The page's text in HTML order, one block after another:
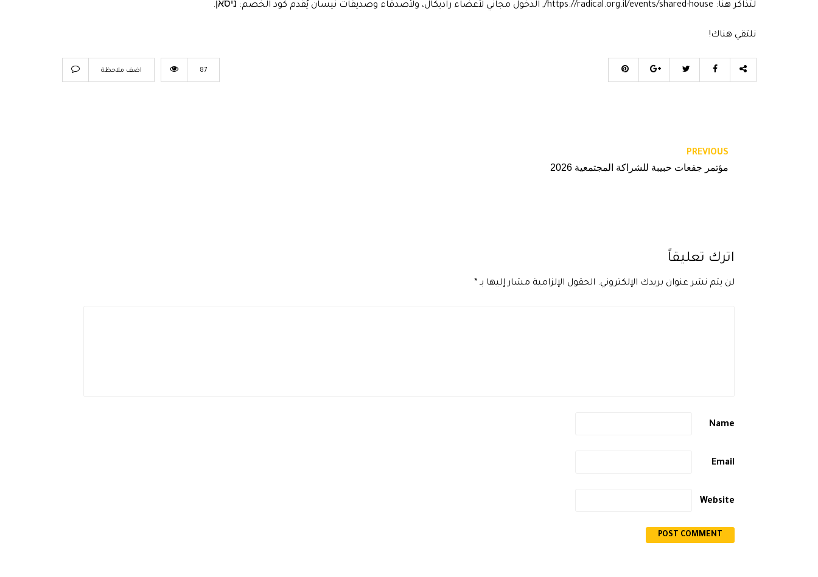
لتذاكر هنا: https://radical.org.il/events/shared-house/, الدخول مجاني لأعضاء راديكال، ولأصدقاء وصديقات نيسان يُقدم كود الخصم: ניסאן.
نلتقي هناك!
اضف ملاحظة 87
PREVIOUS
مؤتمر جفعات حبيبة للشراكة المجتمعية 2026
اترك تعليقاً
لن يتم نشر عنوان بريدك الإلكتروني. الحقول الإلزامية مشار إليها بـ *
Name
Email
Website